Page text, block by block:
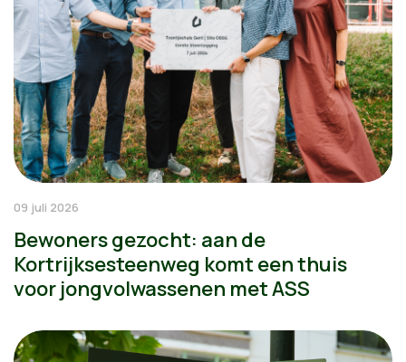
09 juli 2026
Bewoners gezocht: aan de
Kortrijksesteenweg komt een thuis
voor jongvolwassenen met ASS